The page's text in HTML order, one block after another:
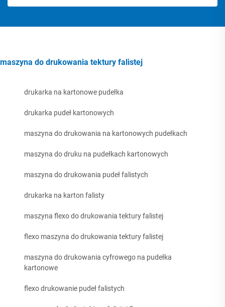
maszyna do drukowania tektury falistej
drukarka na kartonowe pudełka
drukarka pudeł kartonowych
maszyna do drukowania na kartonowych pudełkach
maszyna do druku na pudełkach kartonowych
maszyna do drukowania pudeł falistych
drukarka na karton falisty
maszyna flexo do drukowania tektury falistej
flexo maszyna do drukowania tektury falistej
maszyna do drukowania cyfrowego na pudełka
kartonowe
flexo drukowanie pudeł falistych